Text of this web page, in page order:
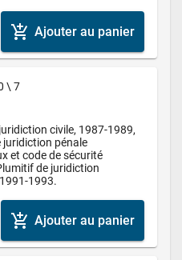
add_shopping_cart Ajouter au panier
\ 7
civile, 1987-1989,
pénale
et code de sécurité
de juridiction
1993.
add_shopping_cart Ajouter au panier